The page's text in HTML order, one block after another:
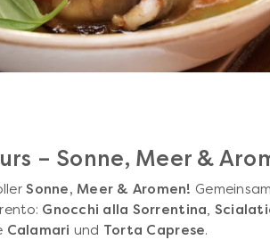
– Sonne, Meer &
Sonne, Meer & Aromen!
Gnocchi alla Sorrentina,
Calamari und Torta Caprese.